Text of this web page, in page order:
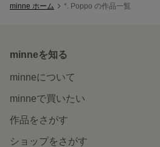
minne ホーム *. Poppo の作品一覧
minneを知る
minneについて
minneで買いたい
作品をさがす
ショップをさがす